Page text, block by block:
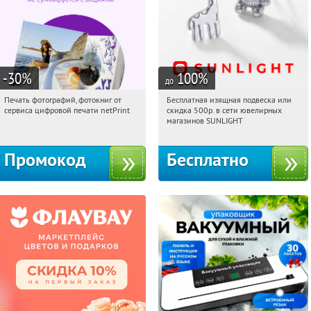
-30%
23:58:54 Получили:
Печать фотографий, фотокниг от
сервиса цифровой печати netPrint
Промокод
до 100%
23:58:54 Получили:
Россия
Бесплатная изящная подвеска или
скидка 500р. в сети ювелирных
магазинов SUNLIGHT
Бесплатно